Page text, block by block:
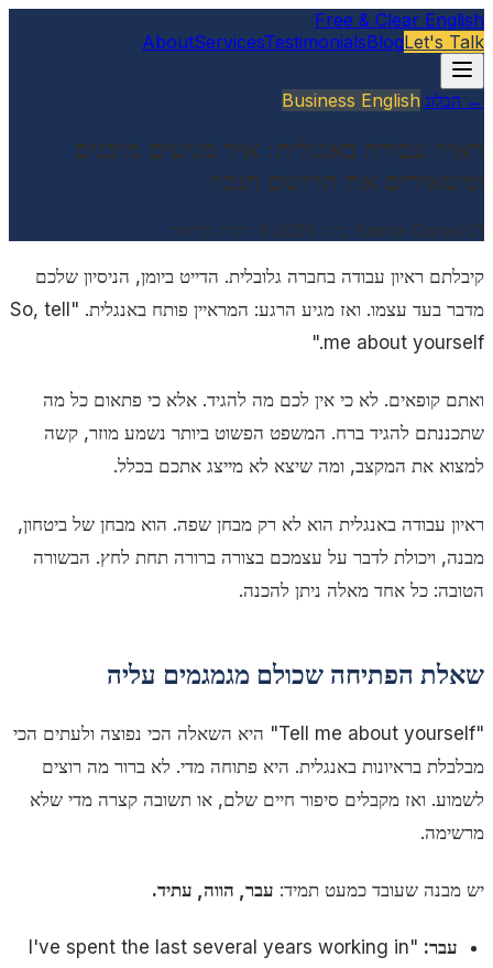
Free & Clear English
AboutServicesTestimonialsBlogLet's Talk
← הבלוג·
Business English
ראיון עבודה באנגלית: איך מגיעים מוכנים
ומשאירים את הרושם הנכון
Sasha Daniel·21 ביוני 2026 ·
6 דקות קריאה
קיבלתם ראיון עבודה בחברה גלובלית. הדייט ביומן, הניסיון שלכם
מדבר בעד עצמו. ואז מגיע הרגע: המראיין פותח באנגלית. "So, tell
me about yourself."
ואתם קופאים. לא כי אין לכם מה להגיד. אלא כי פתאום כל מה
שתכננתם להגיד ברח. המשפט הפשוט ביותר נשמע מוזר, קשה
למצוא את המקצב, ומה שיצא לא מייצג אתכם בכלל.
ראיון עבודה באנגלית הוא לא רק מבחן שפה. הוא מבחן של ביטחון,
מבנה, ויכולת לדבר על עצמכם בצורה ברורה תחת לחץ. הבשורה
הטובה: כל אחד מאלה ניתן להכנה.
שאלת הפתיחה שכולם מגמגמים עליה
"Tell me about yourself" היא השאלה הכי נפוצה ולעתים הכי
מבלבלת בראיונות באנגלית. היא פתוחה מדי. לא ברור מה רוצים
לשמוע. ואז מקבלים סיפור חיים שלם, או תשובה קצרה מדי שלא
מרשימה.
יש מבנה שעובד כמעט תמיד: עבר, הווה, עתיד.
עבר:
"I've spent the last several years working in